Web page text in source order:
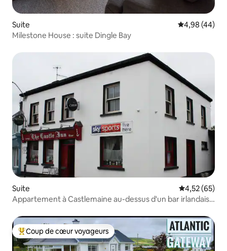
Suite Évaluation
4,98 (44)
Milestone House : suite Dingle Bay
Suite Évaluation
4,52 (65)
Appartement à Castlemaine au-dessus d'un bar irlandais
Coups de cœur voyageurs les plus appréciés
Coup de cœur voyageurs